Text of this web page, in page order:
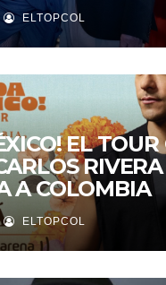
ELTOPCOL
EL TOUR
RIVERA
A COLOMBIA
ELTOPCOL